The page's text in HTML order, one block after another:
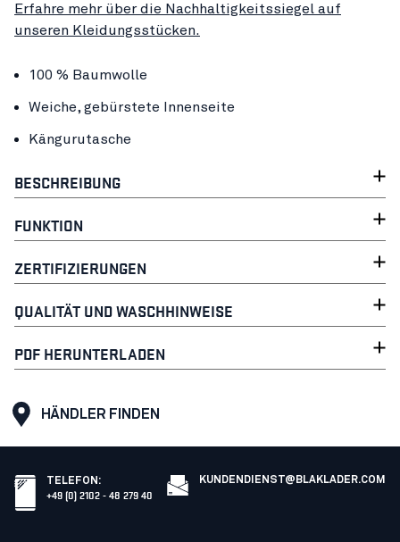
Erfahre mehr über die Nachhaltigkeitssiegel auf
unseren Kleidungsstücken.
100 % Baumwolle
Weiche, gebürstete Innenseite
Kängurutasche
BESCHREIBUNG
FUNKTION
ZERTIFIZIERUNGEN
QUALITÄT UND WASCHHINWEISE
PDF HERUNTERLADEN
HÄNDLER FINDEN
TELEFON :
+49 (0) 2102 - 48 279 40
KUNDENDIENST@BLAKLADER.COM